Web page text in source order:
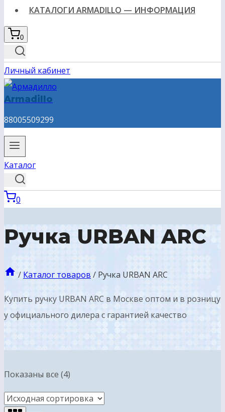
КАТАЛОГИ ARMADILLO — ИНФОРМАЦИЯ
0
Личный кабинет
Armadillo
88005509299
Каталог
0
Ручка URBAN ARC
/ Каталог товаров / Ручка URBAN ARC
Купить ручку URBAN ARC в Москве оптом и в розницу
у официального дилера с гарантией качество
Показаны все (4)